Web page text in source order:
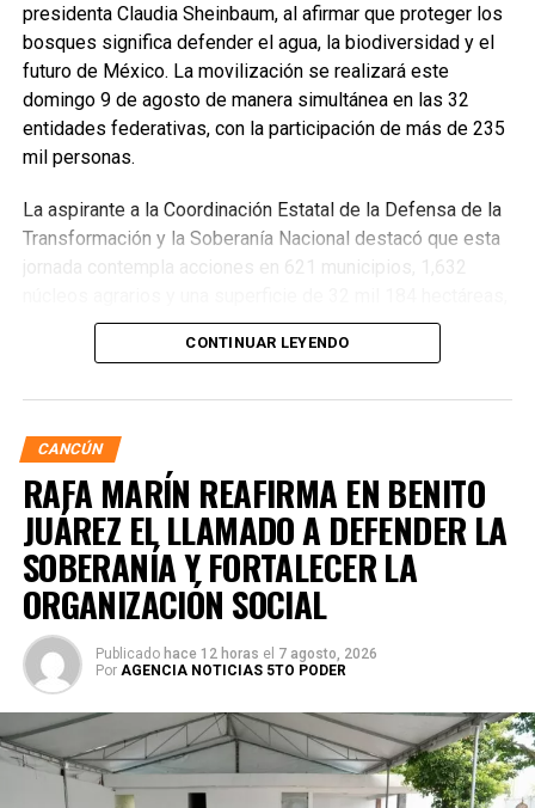
presidenta Claudia Sheinbaum, al afirmar que proteger los
bosques significa defender el agua, la biodiversidad y el
futuro de México. La movilización se realizará este
domingo 9 de agosto de manera simultánea en las 32
entidades federativas, con la participación de más de 235
mil personas.
La aspirante a la Coordinación Estatal de la Defensa de la
Transformación y la Soberanía Nacional destacó que esta
jornada contempla acciones en 621 municipios, 1,632
donde se plantarán más de 6.6 millones de árboles,
arbustos y plantas herbáceas, además de la dispersión de
desafíos ambientales del país, que cada año pierde más
de 203 mil hectáreas por deforestación y enfrenta daños
por incendios, plagas y enfermedades.
CONTINUAR LEYENDO
CANCÚN
RAFA MARÍN REAFIRMA EN BENITO
JUÁREZ EL LLAMADO A DEFENDER LA
SOBERANÍA Y FORTALECER LA
ORGANIZACIÓN SOCIAL
Publicado hace 12 horas el 7 agosto, 2026
Por AGENCIA NOTICIAS 5TO PODER